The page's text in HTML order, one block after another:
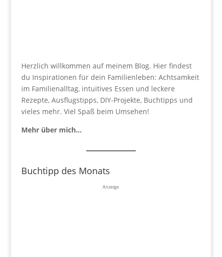
Herzlich willkommen auf meinem Blog. Hier findest
du Inspirationen für dein Familienleben: Achtsamkeit
im Familienalltag, intuitives Essen und leckere
Rezepte, Ausflugstipps, DIY-Projekte, Buchtipps und
vieles mehr. Viel Spaß beim Umsehen!
Mehr über mich…
Buchtipp des Monats
Anzeige